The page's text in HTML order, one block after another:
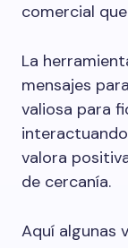
comercial
La
mensajes
valiosa para
valora
de cercanía.
Aquí algunas